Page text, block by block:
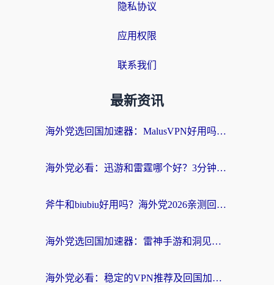
隐私协议
应用权限
联系我们
最新资讯
海外党选回国加速器：MalusVPN好用吗？和快帆VPN哪个好？附真实对比与避坑指南
海外党必看：迅游和雷霆哪个好？3分钟教你选对回国加速器，无缝刷国内剧玩手游
斧牛和biubiu好用吗？海外党2026亲测回国加速器指南，附番茄加速器深度体验
海外党选回国加速器：雷神手游和洞见哪个好？附iPhone免费VPN推荐及ChickCNUfunR实测
海外党必看：稳定的VPN推荐及回国加速器选择全攻略——告别地域限制，轻松刷国内资源